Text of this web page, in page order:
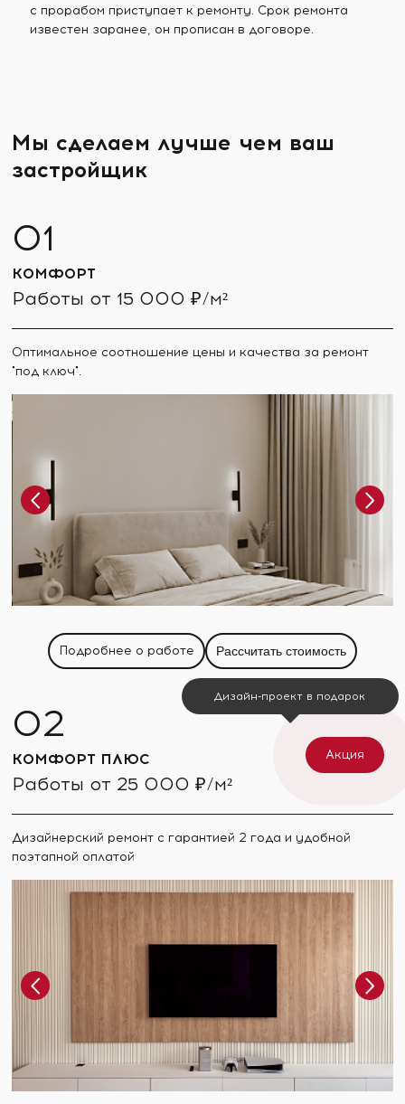
с прорабом приступает к ремонту. Срок ремонта
известен заранее, он прописан в договоре.
Мы сделаем лучше чем ваш
застройщик
КОМФОРТ
Работы от 15 000 ₽/м²
Оптимальное соотношение цены и качества за ремонт
"под ключ".
Подробнее о работе Рассчитать стоимость
КОМФОРТ ПЛЮС
Работы от 25 000 ₽/м²
Дизайнерский ремонт с гарантией 2 года и удобной
поэтапной оплатой
Акция
Дизайн-проект в подарок